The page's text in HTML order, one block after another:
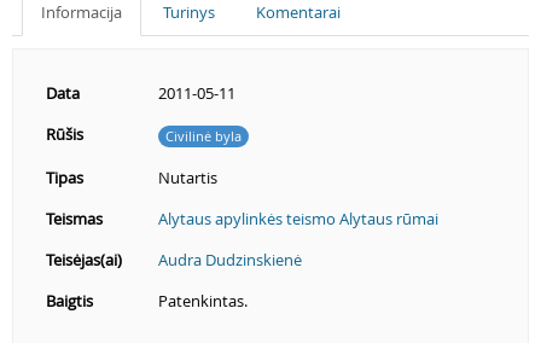
Informacija Turinys Komentarai
Data
2011-05-11
Rūšis
Civilinė byla
Tipas
Nutartis
Teismas
Alytaus apylinkės teismo Alytaus rūmai
Teisėjas(ai)
Audra Dudzinskienė
Baigtis
Patenkintas.